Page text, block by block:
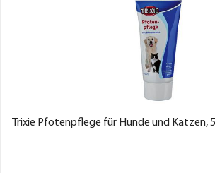
Trixie Pfotenpflege für Hunde und Katzen,